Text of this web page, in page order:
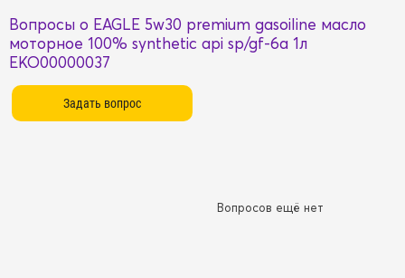
Вопросы о EAGLE 5w30 premium gasoiline масло
моторное 100% synthetic api sp/gf-6a 1л
EKO00000037
Вопросов ещё нет